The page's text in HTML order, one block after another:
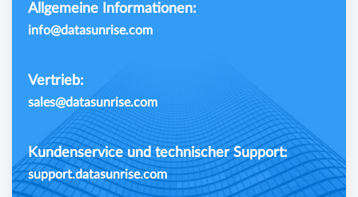
Allgemeine Informationen:
info@datasunrise.com
Vertrieb:
sales@datasunrise.com
Kundenservice und technischer Support:
support.datasunrise.com